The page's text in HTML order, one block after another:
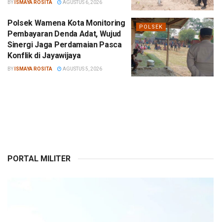
BY ISMAYA ROSITA AGUSTUS 6, 2026
POLSEK
Polsek Wamena Kota Monitoring
Pembayaran Denda Adat, Wujud
Sinergi Jaga Perdamaian Pasca
Konflik di Jayawijaya
BY ISMAYA ROSITA AGUSTUS 5, 2026
PORTAL MILITER